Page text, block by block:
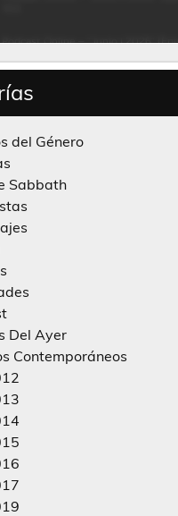
del Género
Sabbath
Del Ayer
Contemporáneos